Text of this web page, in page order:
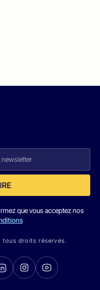
que vous acceptez nos
tous droits réservés.